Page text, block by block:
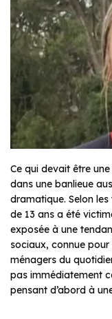
Ce qui devait être
dans une banlieue
dramatique. Selon
de 13 ans a été
exposée à une
sociaux, connue
ménagers du
pas immédiatement
pensant d’abord à